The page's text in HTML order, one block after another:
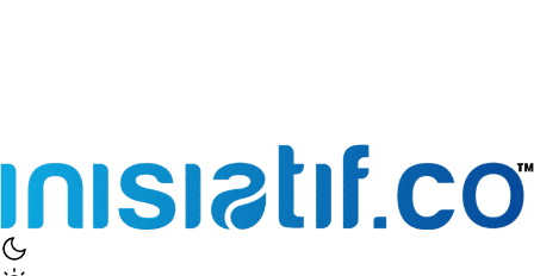
Inisiatif.co
Stay Connected Stay Informed